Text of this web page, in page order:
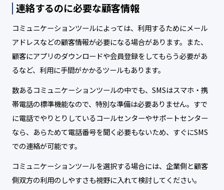
連絡するのに必要な顧客情報
コミュニケーションツールによっては、利用するためにメール
アドレスなどの顧客情報が必要になる場合があります。また、
顧客にアプリのダウンロードや会員登録をしてもらう必要があ
るなど、利用に手間がかかるツールもあります。
数あるコミュニケーションツールの中でも、SMSはスマホ・携
帯電話の標準機能なので、特別な準備は必要ありません。すで
に電話でやりとりしているコールセンターやサポートセンター
なら、あらためて電話番号を聞く必要もないため、すぐにSMS
での連絡が可能です。
コミュニケーションツールを選択する場合には、企業側と顧客
側双方の利用のしやすさも視野に入れて検討してください。